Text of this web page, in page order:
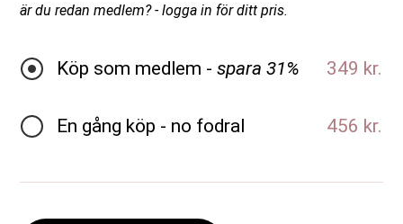
är du redan medlem? - logga in för ditt pris.
Köp som medlem - spara 31% 349 kr.
En gång köp - no fodral 456 kr.